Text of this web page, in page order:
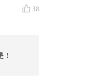
38